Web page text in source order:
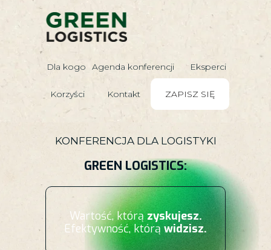
ZAPISZ SIĘ
Korzyści
Dla kogo Agenda konferencji Eksperci
Kontakt
GREEN LOGISTICS:
KONFERENCJA DLA LOGISTYKI
Wartość, którązyskujesz.
Efektywność, którąwidzisz.